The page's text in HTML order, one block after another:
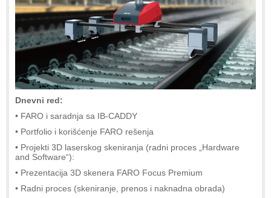
Dnevni red:
• FARO i saradnja sa IB-CADDY
• Portfolio i korišćenje FARO rešenja
• Projekti 3D laserskog skeniranja (radni proces „Hardware
and Software“):
• Prezentacija 3D skenera FARO Focus Premium
• Radni proces (skeniranje, prenos i naknadna obrada)